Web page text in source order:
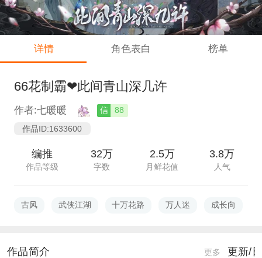
详情 角色表白 榜单
66花制霸❤此间青山深几许
作者:七暖暖 信
88
作品ID:1633600
编推
作品等级
32万
字数
2.5万
月鲜花值
3.8万
人气
古风 武侠江湖 十万花路 万人迷 成长向
作品简介 更多 更新/